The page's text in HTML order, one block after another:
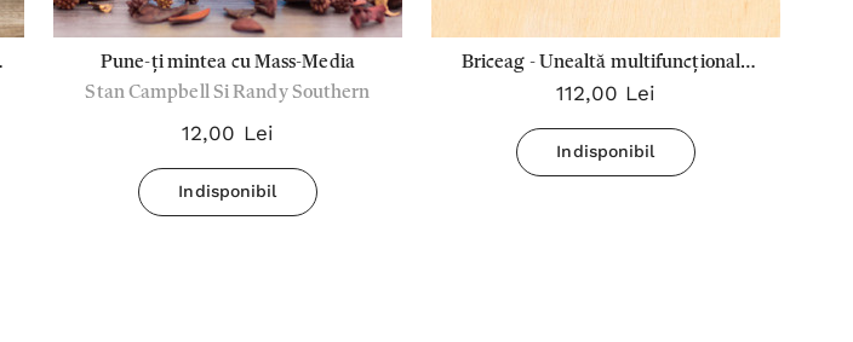
Pune-ți mintea cu Mass-Media
Stan Campbell Si Randy Southern
12,00 Lei
Indisponibil
Briceag - Unealtă multifuncțională
Anderson cu 12 funcții - Natural- Tot
ce începe duce la bun sfarsît
112,00 Lei
Indisponibil